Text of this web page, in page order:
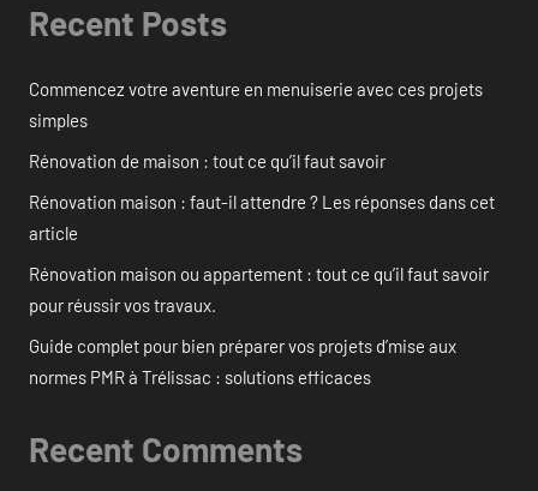
Recent Posts
Commencez votre aventure en menuiserie avec ces projets
simples
Rénovation de maison : tout ce qu’il faut savoir
Rénovation maison : faut-il attendre ? Les réponses dans cet
article
Rénovation maison ou appartement : tout ce qu’il faut savoir
pour réussir vos travaux.
Guide complet pour bien préparer vos projets d’mise aux
normes PMR à Trélissac : solutions efficaces
Recent Comments